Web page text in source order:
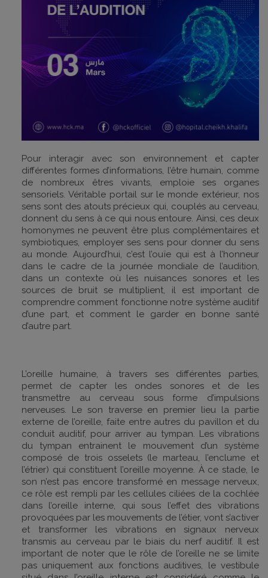
Pour interagir avec son environnement et capter
différentes formes d’informations, l’être humain, comme
de nombreux êtres vivants, emploie ses organes
sensoriels. Véritable portail sur le monde extérieur, nos
sens sont des atouts précieux qui, couplés au cerveau,
donnent du sens à ce qui nous entoure. Ainsi, ces deux
homonymes ne peuvent être plus complémentaires et
symbiotiques, employer ses sens pour donner du sens
au monde. Aujourd’hui, c’est l’ouïe qui est à l’honneur
dans le cadre de la journée mondiale de l’audition,
dans un contexte où les nuisances sonores et les
sources de bruit se multiplient, il est important de
comprendre comment fonctionne notre système auditif
d’une part, et comment le garder en bonne santé
d’autre part.
L’oreille humaine, à travers ses différentes parties,
permet de capter les ondes sonores et de les
transmettre au cerveau sous forme d’impulsions
nerveuses. Le son traverse en premier lieu la partie
externe de l’oreille, faite entre autres du pavillon et du
conduit auditif, pour arriver au tympan. Les vibrations
du tympan entrainent le mouvement d’un système
composé de trois osselets (le marteau, l’enclume et
l’étrier) qui constituent l’oreille moyenne. À ce stade, le
son n’est pas encore transformé en message nerveux,
ce rôle est rempli par les cellules ciliées de la cochlée
dans l’oreille interne, qui sous l’effet des vibrations
provoquées par les mouvements de l’étier, vont s’activer
et transformer les vibrations en signaux nerveux
transmis au cerveau par le biais du nerf auditif. Il est
important de noter que le rôle de l’oreille ne se limite
pas uniquement aux fonctions auditives, le vestibule